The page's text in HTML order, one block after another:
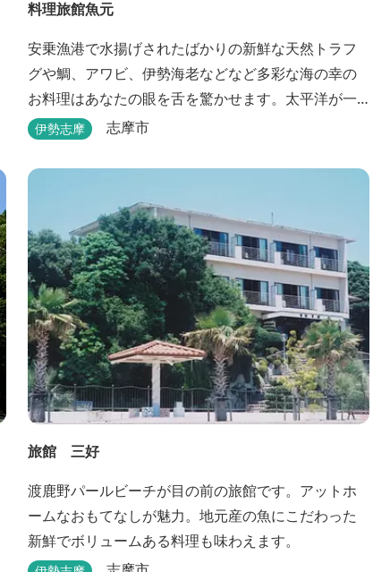
料理旅館魚元
安乗漁港で水揚げされたばかりの新鮮な天然トラフ
グや鯛、アワビ、伊勢海老などなど多彩な海の幸の
お料理はあなたの眼を舌を驚かせます。太平洋が一
望できる静かな宿。
伊勢志摩 志摩市
旅館 三好
渡鹿野パールビーチが目の前の旅館です。アットホ
ームなおもてなしが魅力。地元産の魚にこだわった
新鮮でボリュームある料理も味わえます。